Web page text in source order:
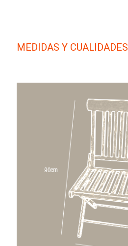
MEDIDAS Y CUALIDADES